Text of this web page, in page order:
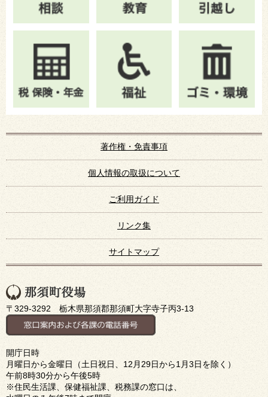
著作権・免責事項
個人情報の取扱について
ご利用ガイド
リンク集
サイトマップ
〒329-3292 栃木県那須郡那須町大字寺子丙3-13
開庁日時
月曜日から金曜日（土日祝日、12月29日から1月3日を除く）
午前8時30分から午後5時
※住民生活課、保健福祉課、税務課の窓口は、